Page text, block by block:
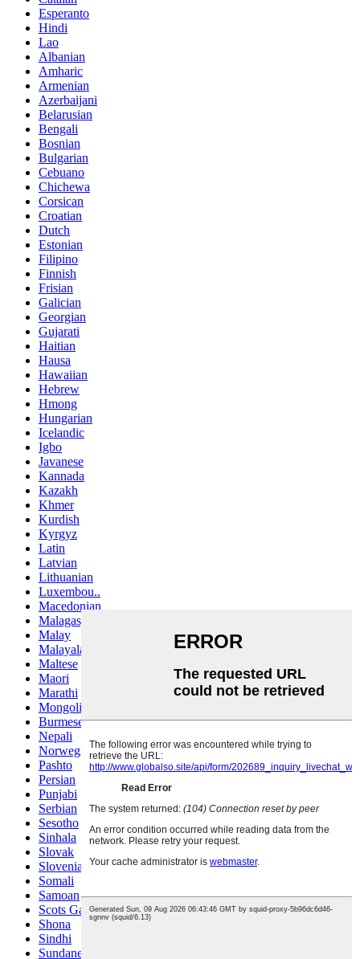
Esperanto
Hindi
Lao
Albanian
Amharic
Armenian
Azerbaijani
Belarusian
Bengali
Bosnian
Bulgarian
Cebuano
Chichewa
Corsican
Croatian
Dutch
Estonian
Filipino
Finnish
Frisian
Galician
Georgian
Gujarati
Haitian
Hausa
Hawaiian
Hebrew
Hmong
Hungarian
Icelandic
Igbo
Javanese
Kannada
Kazakh
Khmer
Kurdish
Kyrgyz
Latin
Latvian
Lithuanian
Luxembou..
Macedonian
Malagasy
Malay
Malayalam
Maltese
Maori
Marathi
Mongolian
Burmese
Nepali
Norwegian
Pashto
Persian
Punjabi
Serbian
Sesotho
Sinhala
Slovak
Slovenian
Somali
Samoan
Scots Gaelic
Shona
Sindhi
Sundanese